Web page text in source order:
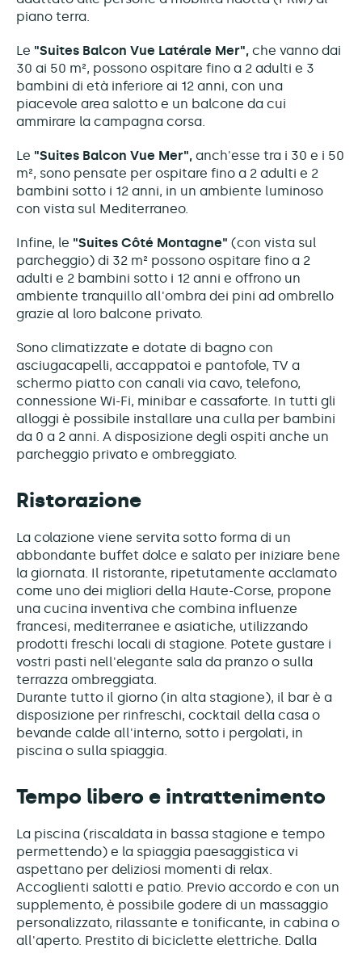
piano terra.
Le "Suites Balcon Vue Latérale Mer", che vanno dai
30 ai 50 m², possono ospitare fino a 2 adulti e 3
bambini di età inferiore ai 12 anni, con una
piacevole area salotto e un balcone da cui
ammirare la campagna corsa.
Le "Suites Balcon Vue Mer", anch'esse tra i 30 e i 50
m², sono pensate per ospitare fino a 2 adulti e 2
bambini sotto i 12 anni, in un ambiente luminoso
con vista sul Mediterraneo.
Infine, le "Suites Côté Montagne" (con vista sul
parcheggio) di 32 m² possono ospitare fino a 2
adulti e 2 bambini sotto i 12 anni e offrono un
ambiente tranquillo all'ombra dei pini ad ombrello
grazie al loro balcone privato.
Sono climatizzate e dotate di bagno con
asciugacapelli, accappatoi e pantofole, TV a
schermo piatto con canali via cavo, telefono,
connessione Wi-Fi, minibar e cassaforte. In tutti gli
alloggi è possibile installare una culla per bambini
da 0 a 2 anni. A disposizione degli ospiti anche un
parcheggio privato e ombreggiato.
Ristorazione
La colazione viene servita sotto forma di un
abbondante buffet dolce e salato per iniziare bene
la giornata. Il ristorante, ripetutamente acclamato
come uno dei migliori della Haute-Corse, propone
una cucina inventiva che combina influenze
francesi, mediterranee e asiatiche, utilizzando
prodotti freschi locali di stagione. Potete gustare i
vostri pasti nell'elegante sala da pranzo o sulla
terrazza ombreggiata.
Durante tutto il giorno (in alta stagione), il bar è a
disposizione per rinfreschi, cocktail della casa o
bevande calde all'interno, sotto i pergolati, in
piscina o sulla spiaggia.
Tempo libero e intrattenimento
La piscina (riscaldata in bassa stagione e tempo
permettendo) e la spiaggia paesaggistica vi
aspettano per deliziosi momenti di relax.
Accoglienti salotti e patio. Previo accordo e con un
supplemento, è possibile godere di un massaggio
personalizzato, rilassante e tonificante, in cabina o
all'aperto. Prestito di biciclette elettriche. Dalla